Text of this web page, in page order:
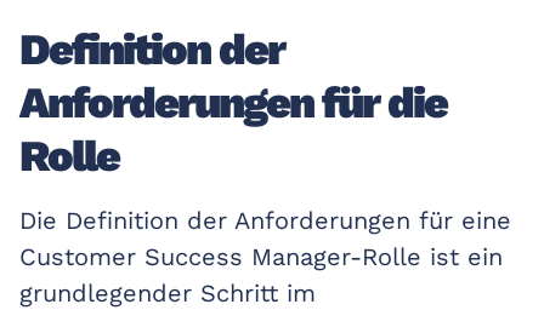
Definition der
Anforderungen für die
Rolle
Die Definition der Anforderungen für eine
Customer Success Manager-Rolle ist ein
grundlegender Schritt im